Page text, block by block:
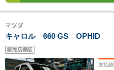
マツダ
キャロル 660 GS OPHID
販売店保証
支払